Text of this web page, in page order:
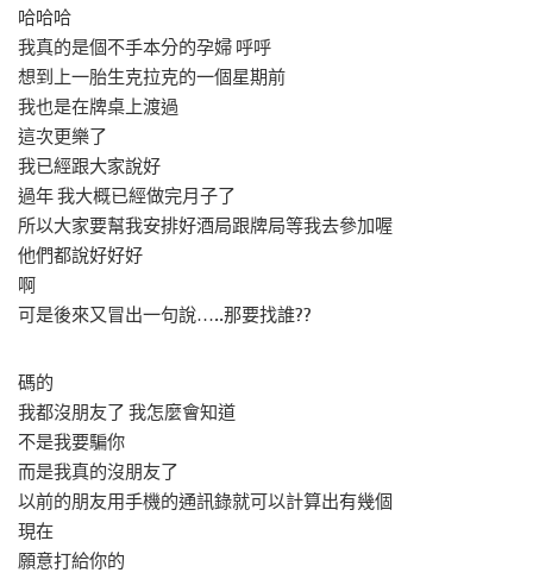
哈哈哈
我真的是個不手本分的孕婦 呼呼
想到上一胎生克拉克的一個星期前
我也是在牌桌上渡過
這次更樂了
我已經跟大家說好
過年 我大概已經做完月子了
所以大家要幫我安排好酒局跟牌局等我去參加喔
他們都說好好好
啊
可是後來又冒出一句說…..那要找誰??
碼的
我都沒朋友了 我怎麼會知道
不是我要騙你
而是我真的沒朋友了
以前的朋友用手機的通訊錄就可以計算出有幾個
現在
願意打給你的